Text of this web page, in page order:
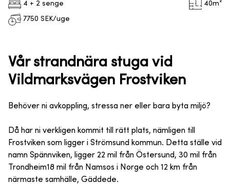
4 + 2 senge 40m²
7750 SEK/uge
Vår strandnära stuga vid
Vildmarksvägen Frostviken
Behöver ni avkoppling, stressa ner eller bara byta miljö?
Då har ni verkligen kommit till rätt plats, nämligen till
Frostviken som ligger i Strömsund kommun. Detta ställe vid
namn Spännviken, ligger 22 mil från Östersund, 30 mil från
Trondheim18 mil från Namsos i Norge och 12 km från
närmaste samhälle, Gäddede.